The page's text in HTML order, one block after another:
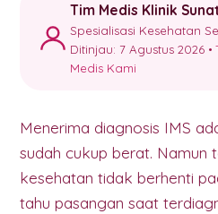
Tim Medis Klinik
Spesialisasi Kesehatan
Ditinjau: 7 Agustus 2026 •
Medis Kami
Menerima diagnosis IMS
sudah cukup berat. Namun
kesehatan tidak berhenti
tahu pasangan saat